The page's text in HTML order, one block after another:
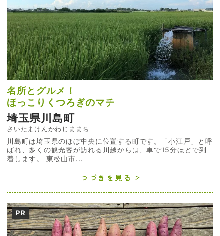
名所とグルメ！
ほっこりくつろぎのマチ
埼玉県川島町
さいたまけんかわじままち
川島町は埼玉県のほぼ中央に位置する町です。「小江戸」と呼
ばれ、多くの観光客が訪れる川越からは、車で15分ほどで到
着します。 東松山市...
つづきを見る
PR